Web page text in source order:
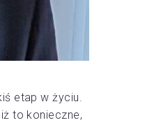
etap w życiu.
to konieczne,